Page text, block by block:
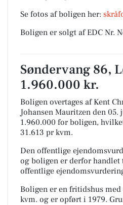
Se fotos af boligen her:
Boligen er solgt af EDC Nr.
Søndervang 86,
1.960.000 kr.
Boligen overtages af Kent
Johansen Mauritzen den 05.
1.960.000 for boligen,
31.613 pr kvm.
Den offentlige
og boligen er derfor handlet
offentlige
Boligen er en fritidshus
kvm. og er opført i 1979.